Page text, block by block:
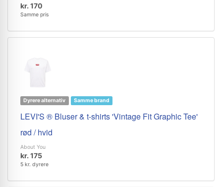
kr. 170
Samme pris
Dyrere alternativ Samme brand
LEVI'S ® Bluser & t-shirts 'Vintage Fit Graphic Tee'
rød / hvid
About You
kr. 175
5 kr. dyrere